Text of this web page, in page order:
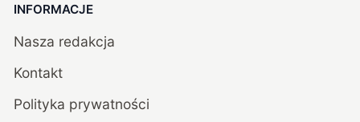
INFORMACJE
Nasza redakcja
Kontakt
Polityka prywatności